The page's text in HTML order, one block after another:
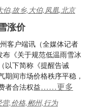
伯,故乡,大伯,凤凰,北京
涨价
客户端讯（全媒体记者
《关于规范低温雨雪冰
以下简称《提醒告诫
间市场价格秩序平稳，
者合法权益……更多
,价格,郴州,行为